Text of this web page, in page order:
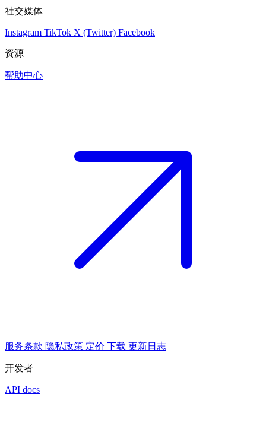
社交媒体
Instagram TikTok X (Twitter) Facebook
资源
帮助中心
服务条款 隐私政策 定价 下载 更新日志
开发者
API docs